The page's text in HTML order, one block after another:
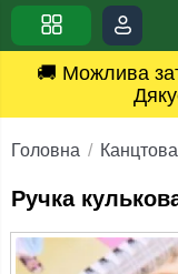
🚚 Можлива
Головна
Ручка